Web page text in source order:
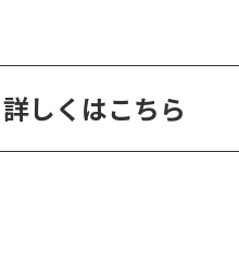
詳しくはこちら